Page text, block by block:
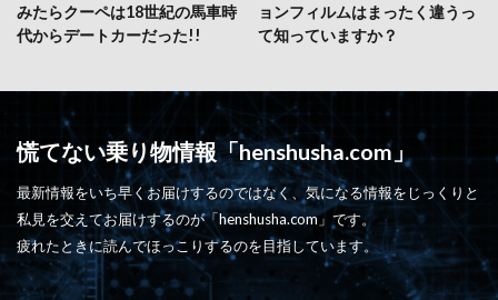
みたらクーペは18世紀の馬車時
代からデートカーだった!!
ョンフィルムはまったく違うっ
て知っていますか？
慌てない乗り物情報「henshusha.com」
最新情報をいち早くお届けするのではなく、気になる情報をじっくりと
私見を交えてお届けするのが「henshusha.com」です。
疲れたときに読んでほっこりするのを目指しています。